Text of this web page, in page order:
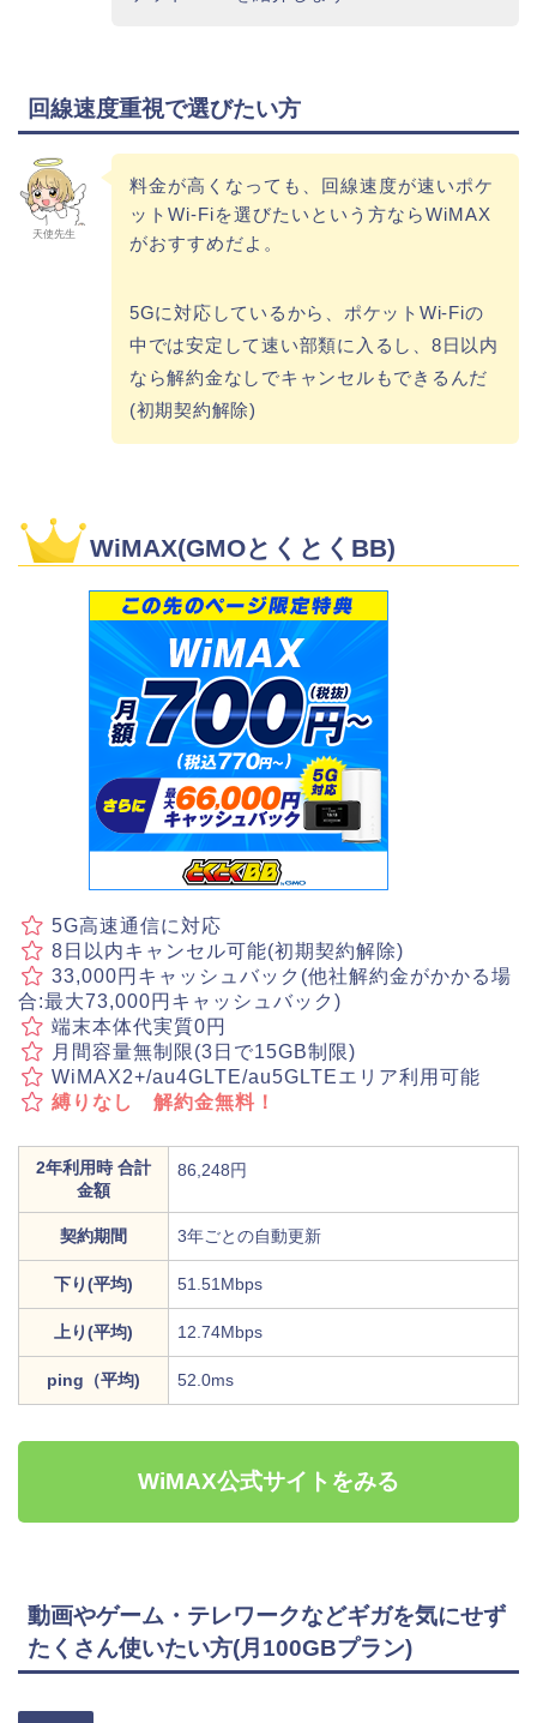
回線速度重視で選びたい方
天使先生
料金が高くなっても、回線速度が速いポケ
ットWi-Fiを選びたいという方ならWiMAX
がおすすめだよ。
5Gに対応しているから、ポケットWi-Fiの
中では安定して速い部類に入るし、8日以内
なら解約金なしでキャンセルもできるんだ
(初期契約解除)
WiMAX(GMOとくとくBB)
5G高速通信に対応
8日以内キャンセル可能(初期契約解除)
33,000円キャッシュバック(他社解約金がかかる場
合:最大73,000円キャッシュバック)
端末本体代実質0円
月間容量無制限(3日で15GB制限)
WiMAX2+/au4GLTE/au5GLTEエリア利用可能
縛りなし 解約金無料！
2年利用時 合計
金額
86,248円
契約期間 3年ごとの自動更新
下り(平均) 51.51Mbps
上り(平均) 12.74Mbps
ping（平均) 52.0ms
WiMAX公式サイトをみる
動画やゲーム・テレワークなどギガを気にせず
たくさん使いたい方(月100GBプラン)